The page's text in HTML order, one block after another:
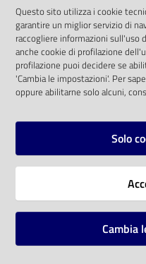
Eventi
Chiedi al
bibliotecario
solo alle condizioni
comunitaria 2003/98/
SOCIAL
Instagram
Vai alla pagina
Mappa del sito
Questo sito utilizza i cookie
garantire un miglior servizio di
raccogliere informazioni
anche cookie di profilazione
profilazione puoi decidere se
'Cambia le impostazioni'. Per
oppure abilitarne solo alcuni,
Solo
Cambia